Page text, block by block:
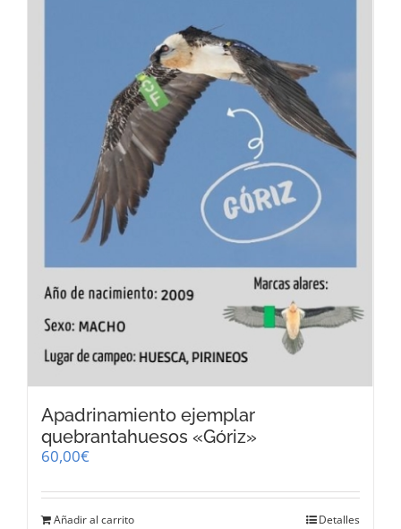
Apadrinamiento ejemplar
quebrantahuesos «Góriz»
60,00€
Añadir al carrito Detalles